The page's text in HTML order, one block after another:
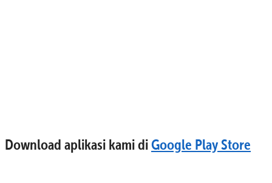
Download aplikasi kami diGoogle Play Store